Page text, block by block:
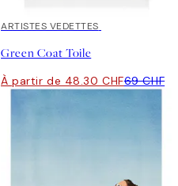
30%*
ARTISTES VEDETTES
Green Coat Toile
À partir de 48.30 CHF69 CHF